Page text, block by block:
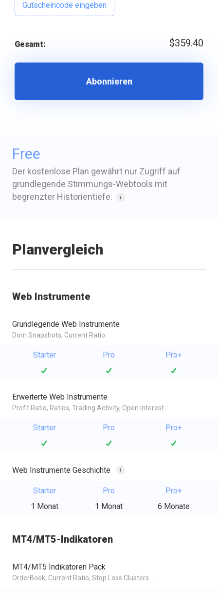
Gutscheincode eingeben
$359.40
Gesamt:
Abonnieren
Free
Der kostenlose Plan gewährt nur Zugriff auf
grundlegende Stimmungs-Webtools mit
begrenzter Historientiefe.
Planvergleich
Web Instrumente
Grundlegende Web Instrumente
Dom Snapshots, Current Ratio
Starter Pro Pro+
Erweiterte Web Instrumente
Profit Ratio, Ratios, Trading Activity, Open Interest
Starter Pro Pro+
Web Instrumente Geschichte
Starter
1 Monat
Pro
1 Monat
Pro+
6 Monate
MT4/MT5-Indikatoren
MT4/MT5 Indikatoren Pack
OrderBook, Current Ratio, Stop Loss Clusters...